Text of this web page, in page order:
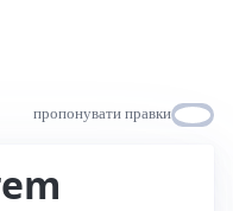
пропонувати правки